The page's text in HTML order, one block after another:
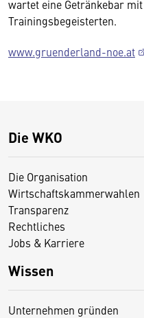
wartet eine Getränkebar
Trainingsbegeisterten.
www.gruenderland-noe.at
Die WKO
Die Organisation
Wirtschaftskammerwahlen
Transparenz
Rechtliches
Jobs & Karriere
Wissen
Unternehmen gründen